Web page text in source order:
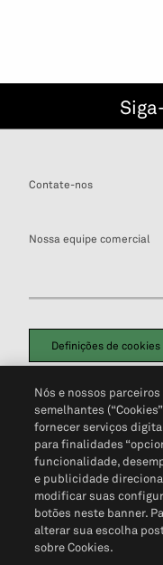
Contate-nos
Nossa equipe comercial
Definições de cookies
Política de Privacidade
Não Venda Minhas
Nós e nossos
semelhantes
fornecer serviços
para finalidades
funcionalidade,
e publicidade
modificar suas
botões neste banner.
alterar sua escolha
sobre Cookies.